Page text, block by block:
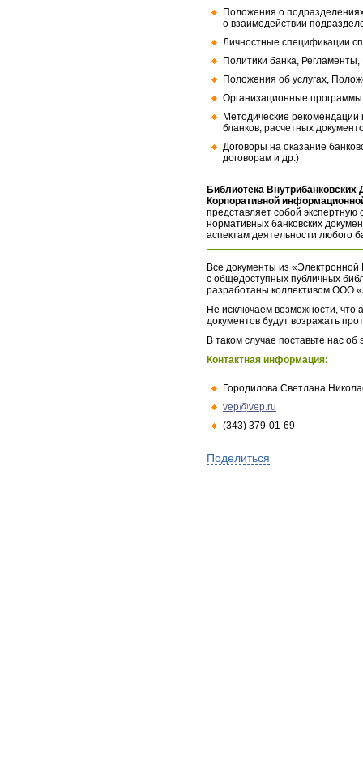
Положения о
о взаимодействии
Личностные спецификации
Политики банка,
Положения об услугах,
Организационные
Методические
бланков, расчетных
Договоры на оказание
договорам и др.)
Библиотека
Корпоративной
представляет собой экспертную
нормативных банковских
аспектам деятельности любого
Все документы из «Электронной
с общедоступных публичных
разработаны коллективом ООО
Не исключаем возможности, что
документов будут возражать
В таком случае поставьте нас
Контактная информация:
Городилова Светлана
vep@vep.ru
(343) 379-01-69
Поделиться